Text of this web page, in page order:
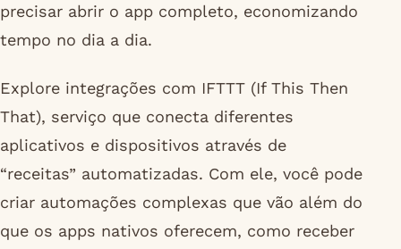
precisar abrir o app completo, economizando
tempo no dia a dia.
Explore integrações com IFTTT (If This Then
That), serviço que conecta diferentes
aplicativos e dispositivos através de
“receitas” automatizadas. Com ele, você pode
criar automações complexas que vão além do
que os apps nativos oferecem, como receber